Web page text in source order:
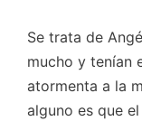
Se trata de
mucho y tenían
atormenta a la
alguno es que